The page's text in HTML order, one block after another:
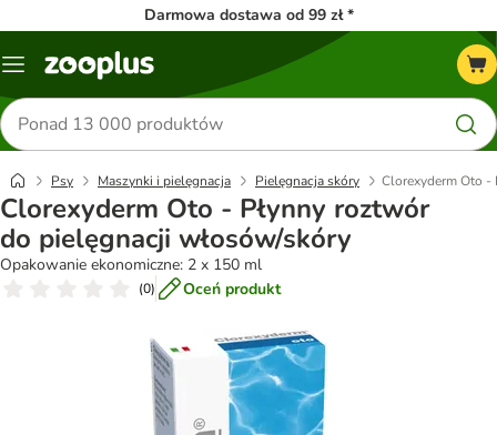
Darmowa dostawa od 99 zł *
Menu
Szukaj
produktów
Psy Maszynki i pielęgnacja Pielęgnacja skóry Clorexyderm Oto -
Clorexyderm Oto - Płynny roztwór
do pielęgnacji włosów/skóry
Opakowanie ekonomiczne: 2 x 150 ml
(0) Oceń produkt